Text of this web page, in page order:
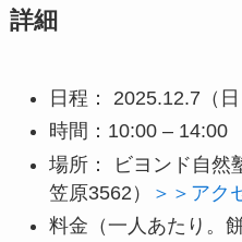
詳細
日程： 2025.12.7（日
時間：10:00 – 14:00
場所： ビヨンド自然
笠原3562）
＞＞アク
料金（一人あたり。